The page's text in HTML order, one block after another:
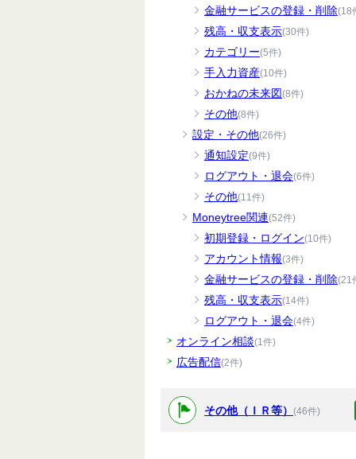
金融サービスの登録・削除(18
残高・収支表示(30件)
カテゴリー(5件)
手入力資産(10件)
おかねの未来図(8件)
その他(8件)
設定・その他(26件)
通知設定(9件)
ログアウト・退会(6件)
その他(11件)
Moneytree関連(52件)
初期登録・ログイン(10件)
アカウント情報(3件)
金融サービスの登録・削除(21
残高・収支表示(14件)
ログアウト・退会(4件)
オンライン相談(1件)
広告配信(2件)
その他（ＩＲ等） (46件)